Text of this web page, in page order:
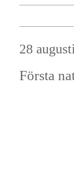
28
Första